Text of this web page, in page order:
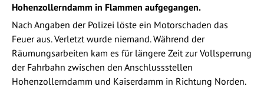
Hohenzollerndamm in Flammen aufgegangen.
Nach Angaben der Polizei löste ein Motorschaden das
Feuer aus. Verletzt wurde niemand. Während der
Räumungsarbeiten kam es für längere Zeit zur Vollsperrung
der Fahrbahn zwischen den Anschlussstellen
Hohenzollerndamm und Kaiserdamm in Richtung Norden.